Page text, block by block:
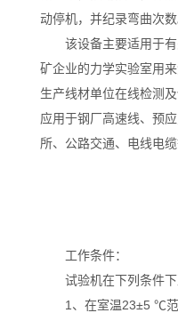
动停机，并纪录弯曲次数
该设备主要适用于有
矿企业的力学实验室用
生产线材单位在线检测
应用于钢厂高速线、预
所、公路交通、电线电缆
工作条件：
试验机在下列条件下
1、在室温23±5 ℃范